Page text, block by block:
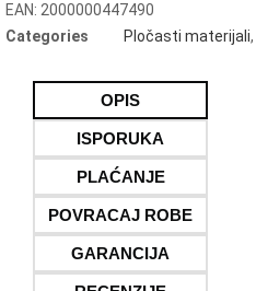
EAN: 2000000447490
Categories
Pločasti materijali,
OPIS
ISPORUKA
PLAĆANJE
POVRACAJ ROBE
GARANCIJA